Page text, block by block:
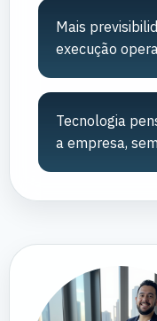
Mais
execução
Tecnologia
a empresa,